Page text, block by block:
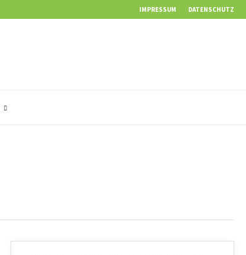
IMPRESSUM DATENSCHUTZ